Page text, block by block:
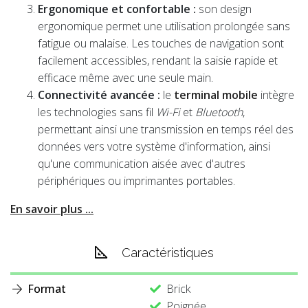
Ergonomique et confortable : son design
ergonomique permet une utilisation prolongée sans
fatigue ou malaise. Les touches de navigation sont
facilement accessibles, rendant la saisie rapide et
efficace même avec une seule main.
Connectivité avancée : le terminal mobile intègre
les technologies sans fil Wi-Fiet Bluetooth,
permettant ainsi une transmission en temps réel des
données vers votre système d'information, ainsi
qu'une communication aisée avec d'autres
périphériques ou imprimantes portables.
En savoir plus ...
Caractéristiques
Format
Brick